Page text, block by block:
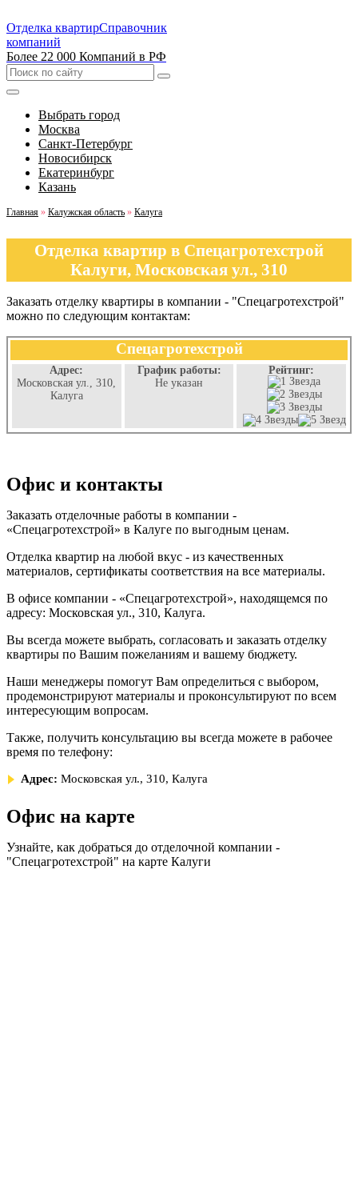
Отделка квартирСправочник
компаний
Более 22 000 Компаний в РФ
Выбрать город
Москва
Санкт-Петербург
Новосибирск
Екатеринбург
Казань
Главная » Калужская область » Калуга
Отделка квартир в Спецагротехстрой
Калуги, Московская ул., 310
Заказать отделку квартиры в компании - "Спецагротехстрой"
можно по следующим контактам:
Спецагротехстрой
Адрес:
Московская ул., 310,
Калуга
График работы:
Не указан
Рейтинг:
Офис и контакты
Заказать отделочные работы в компании -
«Спецагротехстрой» в Калуге по выгодным ценам.
Отделка квартир на любой вкус - из качественных
материалов, сертификаты соответствия на все материалы.
В офисе компании - «Спецагротехстрой», находящемся по
адресу: Московская ул., 310, Калуга.
Вы всегда можете выбрать, согласовать и заказать отделку
квартиры по Вашим пожеланиям и вашему бюджету.
Наши менеджеры помогут Вам определиться с выбором,
продемонстрируют материалы и проконсультируют по всем
интересующим вопросам.
Также, получить консультацию вы всегда можете в рабочее
время по телефону:
Адрес: Московская ул., 310, Калуга
Офис на карте
Узнайте, как добраться до отделочной компании -
"Спецагротехстрой" на карте Калуги